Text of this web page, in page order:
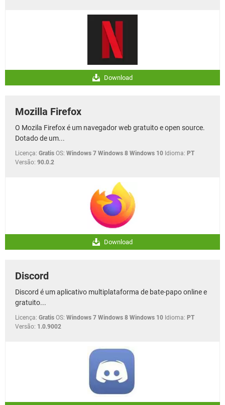
Download
Mozilla Firefox
O Mozila Firefox é um navegador web gratuito e open source.
Dotado de um...
Licença: Gratis OS: Windows 7 Windows 8 Windows 10 Idioma: PT
Versão: 90.0.2
Download
Discord
Discord é um aplicativo multiplataforma de bate-papo online e
gratuito...
Licença: Gratis OS: Windows 7 Windows 8 Windows 10 Idioma: PT
Versão: 1.0.9002